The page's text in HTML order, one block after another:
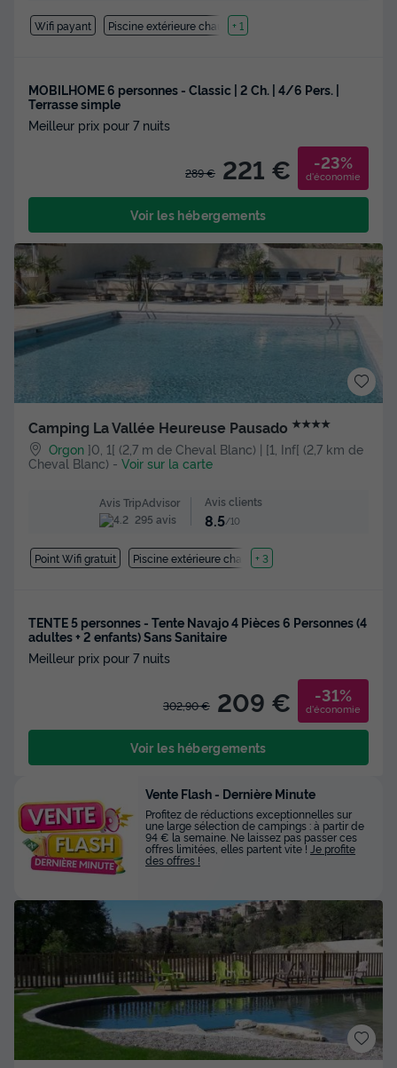
Wifi payant Piscine extérieure chauffée
+ 1
MOBILHOME 6 personnes - Classic | 2 Ch. | 4/6 Pers. |
Terrasse simple
Meilleur prix pour 7 nuits
289 € 221 € -23%
d'économie
Voir les hébergements
Camping La Vallée Heureuse Pausado ★★★★
Orgon ]0, 1[ (2,7 m de Cheval Blanc) | [1, Inf[ (2,7 km de
Cheval Blanc) - Voir sur la carte
Avis TripAdvisor
295 avis
Avis clients
8.5/10
Point Wifi gratuit Piscine extérieure chauffée
+ 3
TENTE 5 personnes - Tente Navajo 4 Pièces 6 Personnes (4
adultes + 2 enfants) Sans Sanitaire
Meilleur prix pour 7 nuits
302,90 € 209 € -31%
d'économie
Voir les hébergements
Vente Flash - Dernière Minute
Profitez de réductions exceptionnelles sur
une large sélection de campings : à partir de
94 € la semaine. Ne laissez pas passer ces
offres limitées, elles partent vite ! Je profite
des offres !